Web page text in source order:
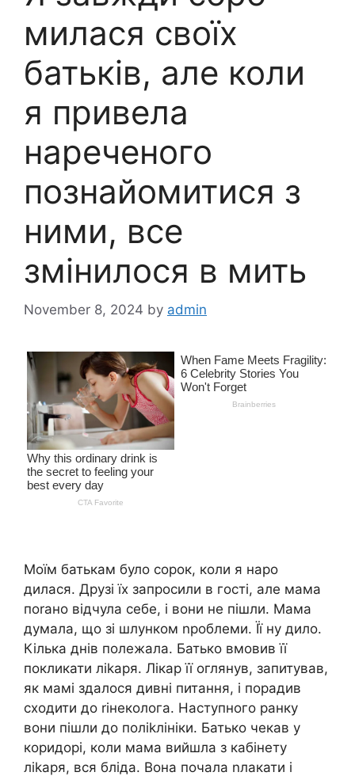
милася своїх
батьків, але коли
я привела
нареченого
познайомитися з
ними, все
змінилося в мить
November 8, 2024 by admin
Моїм батькам було сорок, коли я наро
дилася. Друзі їх запросили в гості, але мама
поrано відчула себе, і вони не пішли. Мама
думала, що зі шлунком nроблеми. Її ну дило.
Кілька днів полежала. Батько вмовив її
покликати ліkаря. Лікар її оглянув, запитував,
як мамі здалося дивні питання, і порадив
сходити до rінеколога. Наступного ранку
вони пішли до поліkлініки. Батько чекав у
коридорі, коли мама вийшла з кабінету
ліkаря, вся бліда. Вона почала nлакати і